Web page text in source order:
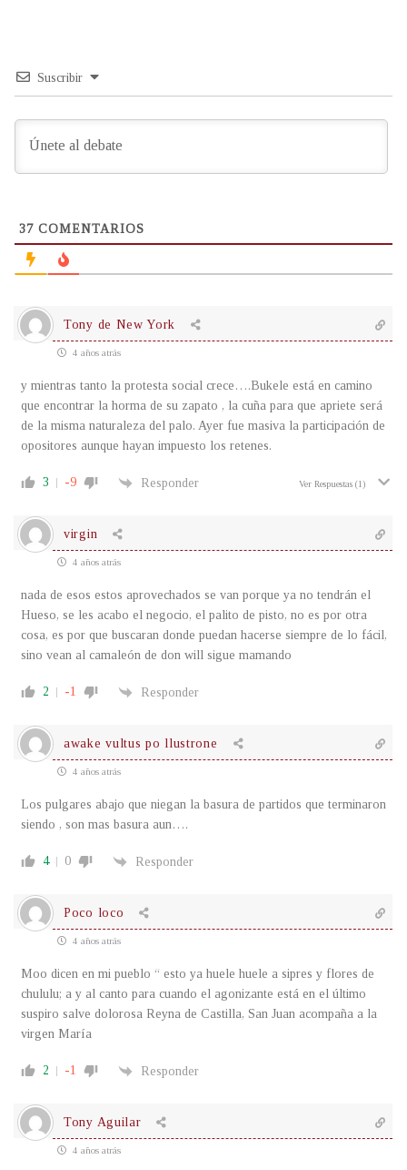
Suscribir
37 COMENTARIOS
Tony de New York
4 años atrás
y mientras tanto la protesta social crece….Bukele está en camino
que encontrar la horma de su zapato , la cuña para que apriete será
de la misma naturaleza del palo. Ayer fue masiva la participación de
opositores aunque hayan impuesto los retenes.
3 -9 Responder Ver Respuestas (1)
virgin
4 años atrás
nada de esos estos aprovechados se van porque ya no tendrán el
Hueso, se les acabo el negocio, el palito de pisto, no es por otra
cosa, es por que buscaran donde puedan hacerse siempre de lo fácil,
sino vean al camaleón de don will sigue mamando
2 -1 Responder
awake vultus po llustrone
4 años atrás
Los pulgares abajo que niegan la basura de partidos que terminaron
siendo , son mas basura aun….
4 0 Responder
Poco loco
4 años atrás
Moo dicen en mi pueblo “ esto ya huele huele a sipres y flores de
chululu; a y al canto para cuando el agonizante está en el último
suspiro salve dolorosa Reyna de Castilla, San Juan acompaña a la
virgen María
2 -1 Responder
Tony Aguilar
4 años atrás